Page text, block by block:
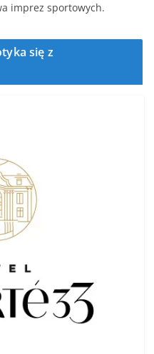
imprez sportowych.
się z